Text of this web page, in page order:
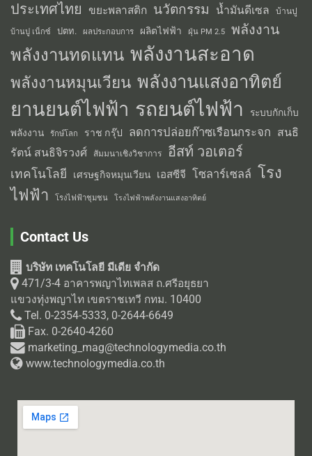
ประเทศไทย
ขยะพลาสติก นวัตกรรม น้ำมันดีเซล บ้านปู
บ้านปู เน็กซ์ ปตท. ผลประกอบการ ผลิตไฟฟ้า ฝุ่น PM 2.5 พลังงาน
พลังงานทดแทน พลังงานสะอาด
พลังงานหมุนเวียน พลังงานแสงอาทิตย์
ยานยนต์ไฟฟ้า รถยนต์ไฟฟ้า
ระบบกักเก็บ
พลังงาน
รักษ์โลก ราช กรุ๊ป ลดการปล่อยก๊าซเรือนกระจก สนธิ
รัตน์ สนธิจิรวงศ์
สัมมนาเชิงวิชาการ อีสท์ วอเตอร์
เทคโนโลยี เศรษฐกิจหมุนเวียน เอสซีจี โซลาร์เซลล์ โรง
ไฟฟ้า
โรงไฟฟ้าชุมชน โรงไฟฟ้าพลังงานแสงอาทิตย์
Contact Us
บริษัท เทคโนโลยี มีเดีย จำกัด
471/3-4 อาคารพญาไทเพลส ถ.ศรีอยุธยา
แขวงทุ่งพญาไท เขตราชเทวี กทม. 10400
Tel. 0-2354-5333, 0-2644-6649
Fax. 0-2640-4260
marketing_mag@technologymedia.co.th
www.technologymedia.co.th